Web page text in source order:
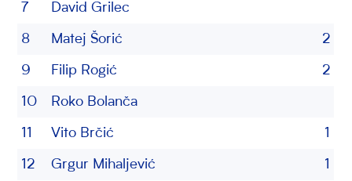
7 David Grilec
8 Matej Šorić 2
9 Filip Rogić 2
10 Roko Bolanča
11 Vito Brčić 1
12 Grgur Mihaljević 1